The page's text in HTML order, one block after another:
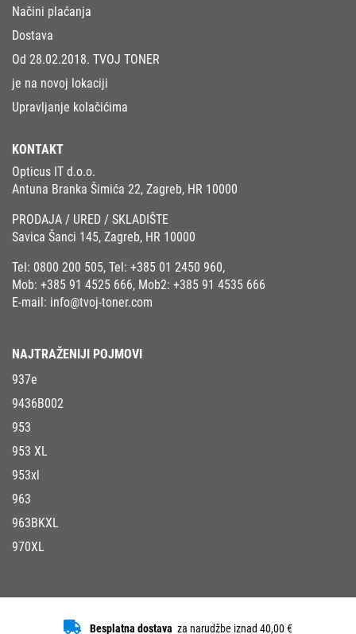
Načini plaćanja
Dostava
Od 28.02.2018. TVOJ TONER
je na novoj lokaciji
Upravljanje kolačićima
KONTAKT
Opticus IT d.o.o.
Antuna Branka Šimića 22, Zagreb, HR 10000
PRODAJA / URED / SKLADIŠTE
Savica Šanci 145, Zagreb, HR 10000
Tel: 0800 200 505, Tel: +385 01 2450 960,
Mob: +385 91 4525 666, Mob2: +385 91 4535 666
E-mail: info@tvoj-toner.com
NAJTRAŽENIJI POJMOVI
937e
9436B002
953
953 XL
953xl
963
963BKXL
970XL
Besplatna dostava za narudžbe iznad 40,00 €